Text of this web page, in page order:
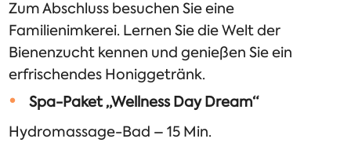
Zum Abschluss besuchen Sie eine
Familienimkerei. Lernen Sie die Welt der
Bienenzucht kennen und genießen Sie ein
erfrischendes Honiggetränk.
Spa-Paket „Wellness Day Dream“
Hydromassage-Bad – 15 Min.